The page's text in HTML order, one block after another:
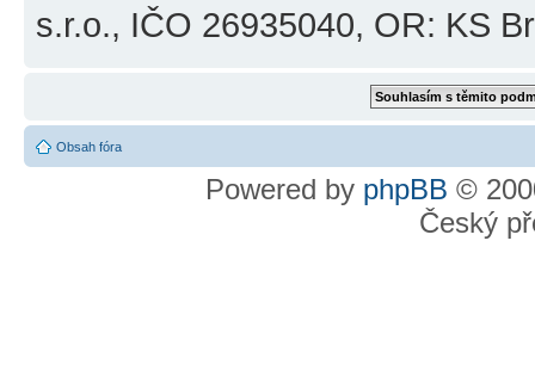
s.r.o., IČO 26935040, OR: KS
Obsah fóra
Powered by phpBB ©
Český